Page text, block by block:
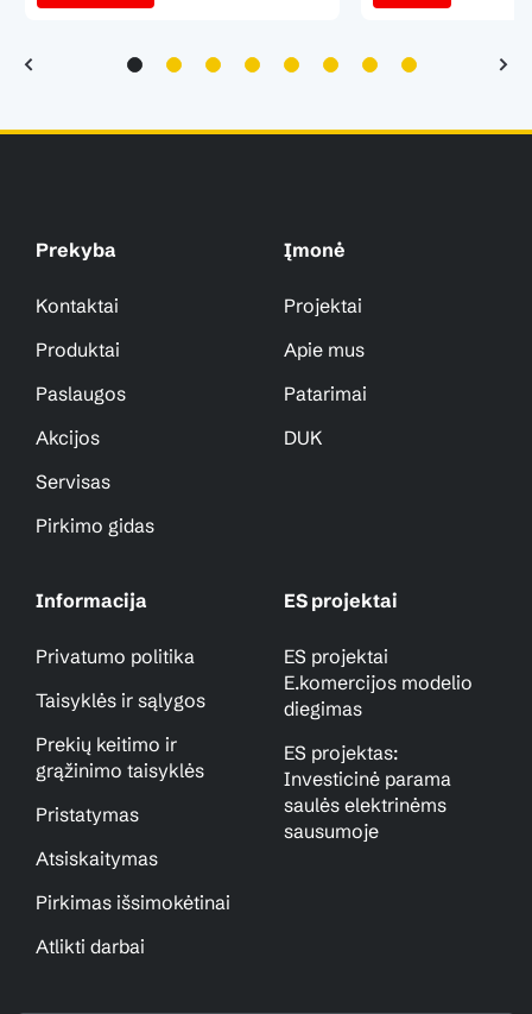
Prekyba
Kontaktai
Produktai
Paslaugos
Akcijos
Servisas
Pirkimo gidas
Įmonė
Projektai
Apie mus
Patarimai
DUK
Informacija
Privatumo politika
Taisyklės ir sąlygos
Prekių keitimo ir
grąžinimo taisyklės
Pristatymas
Atsiskaitymas
Pirkimas išsimokėtinai
Atlikti darbai
ES projektai
ES projektai
E.komercijos modelio
diegimas
ES projektas:
Investicinė parama
saulės elektrinėms
sausumoje